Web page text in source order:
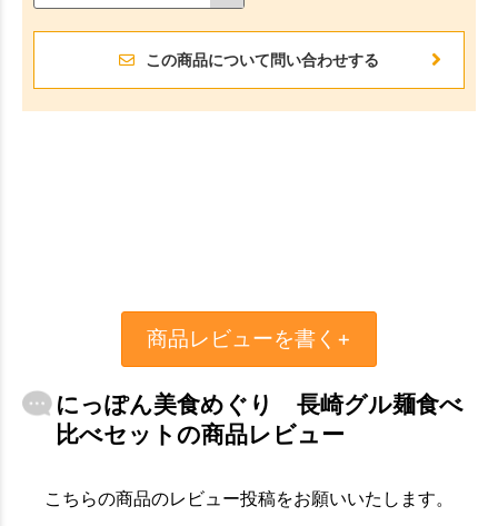
この商品について問い合わせする
商品レビューを書く+
にっぽん美食めぐり 長崎グル麺食べ
比べセットの商品レビュー
こちらの商品のレビュー投稿をお願いいたします。